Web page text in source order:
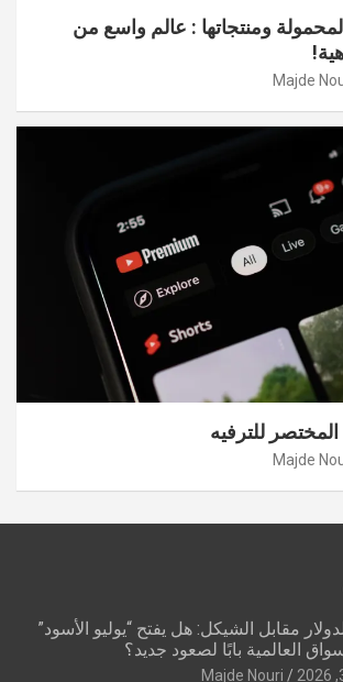
ومنتجاتها : عالم واسع من
Majde
للترفيه
Majde
مقابل الشيكل: هل يفتح “يوليو الأسود”
العالمية بابًا لصعود جديد؟
Majde Nouri